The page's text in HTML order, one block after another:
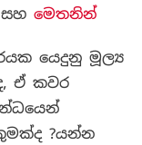
මෙතනින්
යෙදුනු මූල්‍ය
ඒ කවර
?යන්න